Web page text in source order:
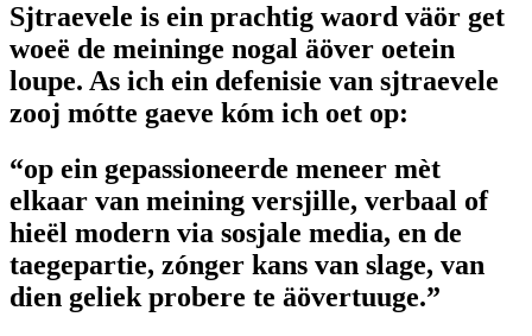
Sjtraevele is ein prachtig waord väör get
woeë de meininge nogal äöver oetein
loupe. As ich ein defenisie van sjtraevele
zooj mótte gaeve kóm ich oet op:
“op ein gepassioneerde meneer mèt
elkaar van meining versjille, verbaal of
hieël modern via sosjale media, en de
taegepartie, zónger kans van slage, van
dien geliek probere te äövertuuge.”